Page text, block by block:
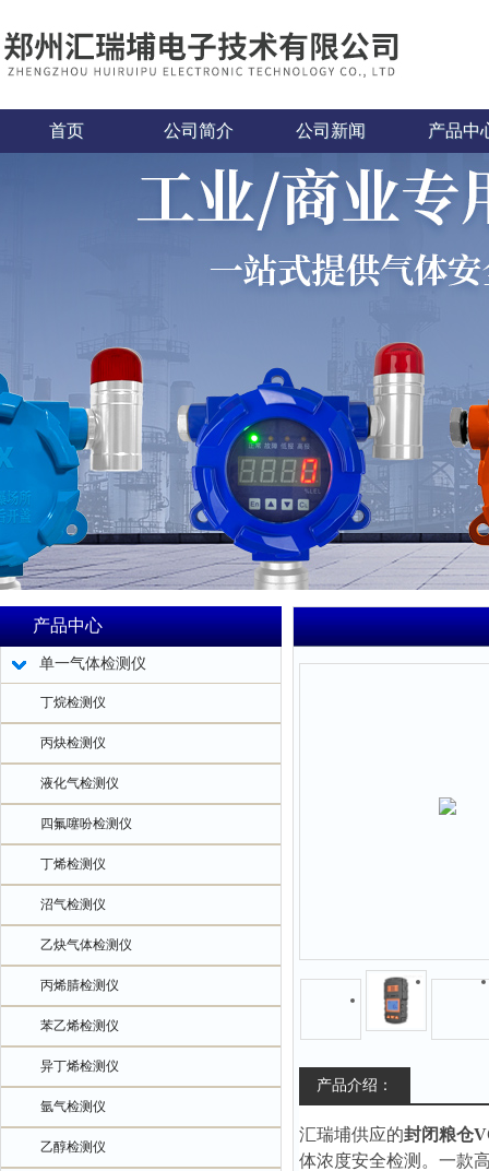
首页 公司简介 公司新闻 产品中
产品中心
单一气体检测仪
丁烷检测仪
丙炔检测仪
液化气检测仪
四氟噻吩检测仪
丁烯检测仪
沼气检测仪
乙炔气体检测仪
丙烯腈检测仪
苯乙烯检测仪
异丁烯检测仪
氩气检测仪
乙醇检测仪
产品介绍：
汇瑞埔供应的封闭粮仓
体浓度安全检测。一款